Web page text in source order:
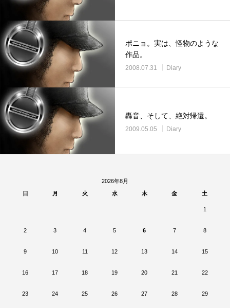
ポニョ。実は、怪物のような
作品。
2008.07.31 Diary
轟音、そして、絶対帰還。
2009.05.05 Diary
2026年8月
日
月 火 水 木 金 土
1
2 3 4 5 6 7 8
9 10 11 12 13 14 15
16 17 18 19 20 21 22
23 24 25 26 27 28 29